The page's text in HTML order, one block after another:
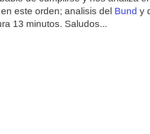
este orden; analisis del Bund y
13 minutos. Saludos...